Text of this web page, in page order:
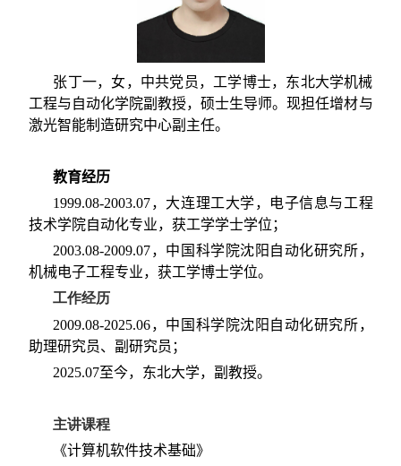
张丁一，女，中共党员，工学博士，东北大学机械
工程与自动化学院副教授，硕士生导师。现担任增材与
激光智能制造研究中心副主任。
教育经历
1999.08-2003.07，大连理工大学，电子信息与工程
技术学院自动化专业，获工学学士学位；
2003.08-2009.07，中国科学院沈阳自动化研究所，
机械电子工程专业，获工学博士学位。
工作经历
2009.08-2025.06，中国科学院沈阳自动化研究所，
助理研究员、副研究员；
2025.07至今，东北大学，副教授。
主讲课程
《计算机软件技术基础》